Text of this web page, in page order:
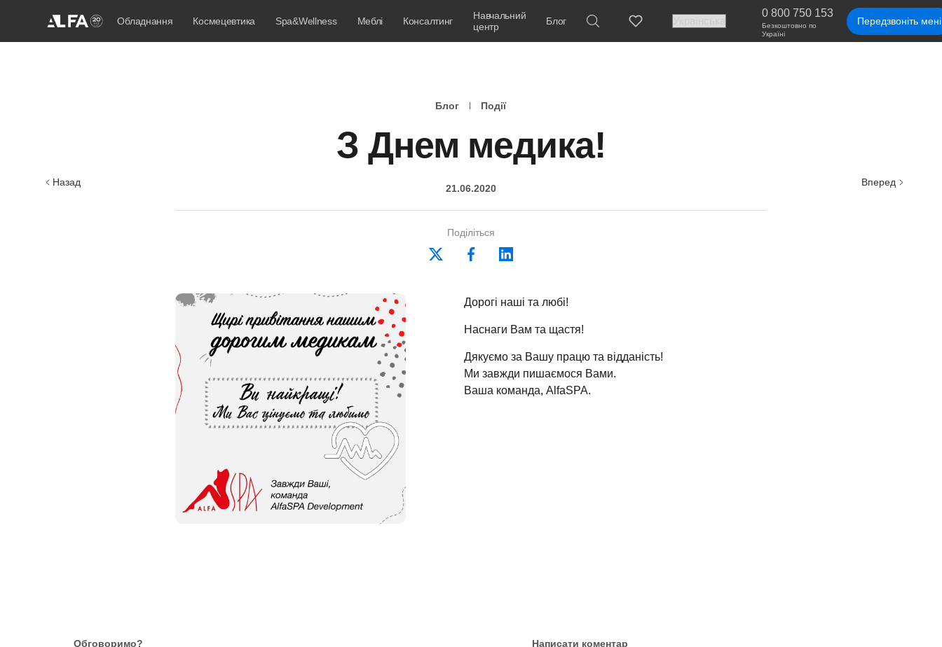
Обладнання Космецевтика Spa&Wellness Меблі Консалтинг
Навчальний
центр
Блог
0 800 750 153
Безкоштовно по
Україні
Передзвоніть мені
Блог Події
З Днем медика!
21.06.2020
Назад Вперед
Поділіться
Дорогі наші та любі!
Наснаги Вам та щастя!
Дякуємо за Вашу працю та відданість!
Ми завжди пишаємося Вами.
Ваша команда, AlfaSPA.
Обговоримо?
Написати коментар